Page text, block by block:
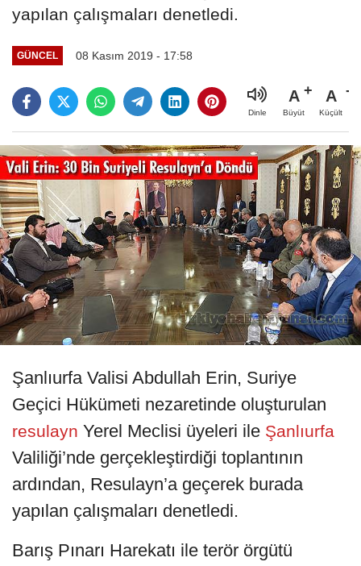
yapılan çalışmaları denetledi.
GÜNCEL 08 Kasım 2019 - 17:58
Dinle
A
Büyüt
A
Küçült
Şanlıurfa Valisi Abdullah Erin, Suriye
Geçici Hükümeti nezaretinde oluşturulan
resulayn Yerel Meclisi üyeleri ile Şanlıurfa
Valiliği’nde gerçekleştirdiği toplantının
ardından, Resulayn’a geçerek burada
yapılan çalışmaları denetledi.
Barış Pınarı Harekatı ile terör örgütü